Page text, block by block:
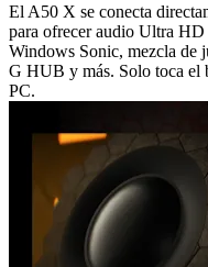
El A50 X se conecta
para ofrecer audio Ultra
Windows Sonic, mezcla de
G HUB y más. Solo toca el
PC.